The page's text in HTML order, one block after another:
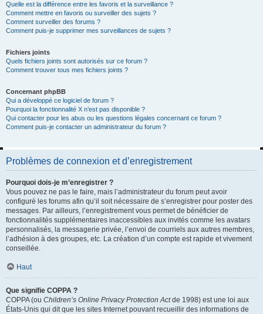
Quelle est la différence entre les favoris et la surveillance ?
Comment mettre en favoris ou surveiller des sujets ?
Comment surveiller des forums ?
Comment puis-je supprimer mes surveillances de sujets ?
Fichiers joints
Quels fichiers joints sont autorisés sur ce forum ?
Comment trouver tous mes fichiers joints ?
Concernant phpBB
Qui a développé ce logiciel de forum ?
Pourquoi la fonctionnalité X n’est pas disponible ?
Qui contacter pour les abus ou les questions légales concernant ce forum ?
Comment puis-je contacter un administrateur du forum ?
Problèmes de connexion et d’enregistrement
Pourquoi dois-je m’enregistrer ?
Vous pouvez ne pas le faire, mais l’administrateur du forum peut avoir
configuré les forums afin qu’il soit nécessaire de s’enregistrer pour poster des
messages. Par ailleurs, l’enregistrement vous permet de bénéficier de
fonctionnalités supplémentaires inaccessibles aux invités comme les avatars
personnalisés, la messagerie privée, l’envoi de courriels aux autres membres,
l’adhésion à des groupes, etc. La création d’un compte est rapide et vivement
conseillée.
Haut
Que signifie COPPA ?
COPPA (ou Children’s Online Privacy Protection Actde 1998) est une loi aux
États-Unis qui dit que les sites Internet pouvant recueillir des informations de